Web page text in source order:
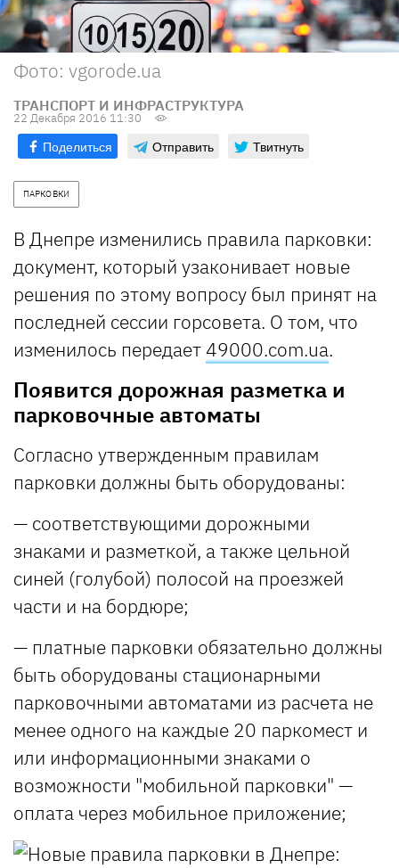
Фото: vgorode.ua
ТРАНСПОРТ И ИНФРАСТРУКТУРА
22 Декабря 2016 11:30
Поделиться Отправить Твитнуть
ПАРКОВКИ
В Днепре изменились правила парковки:
документ, который узаконивает новые
решения по этому вопросу был принят на
последней сессии горсовета. О том, что
изменилось передает49000.com.ua.
Появится дорожная разметка и
парковочные автоматы
Согласно утвержденным правилам
парковки должны быть оборудованы:
— соответствующими дорожными
знаками и разметкой, а также цельной
синей (голубой) полосой на проезжей
части и на бордюре;
— платные парковки обязательно должны
быть оборудованы стационарными
парковочными автоматами из расчета не
менее одного на каждые 20 паркомест и
или информационными знаками о
возможности "мобильной парковки" —
оплата через мобильное приложение;